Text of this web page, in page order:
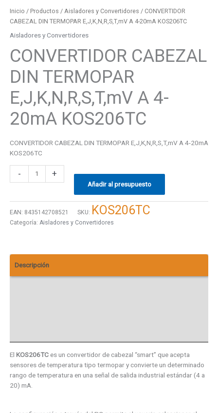
Inicio / Productos / Aisladores y Convertidores / CONVERTIDOR
CABEZAL DIN TERMOPAR E,J,K,N,R,S,T,mV A 4-20mA KOS206TC
Aisladores y Convertidores
CONVERTIDOR CABEZAL
DIN TERMOPAR
E,J,K,N,R,S,T,mV A 4-
20mA KOS206TC
CONVERTIDOR CABEZAL DIN TERMOPAR E,J,K,N,R,S,T,mV A 4-20mA
KOS206TC
- +
Añadir al presupuesto
EAN: 8435142708521 SKU: KOS206TC
Categoría: Aisladores y Convertidores
Descripción
El KOS206TC es un convertidor de cabezal “smart” que acepta
sensores de temperatura tipo termopar y convierte un determinado
rango de temperatura en una señal de salida industrial estándar (4 a
20) mA.